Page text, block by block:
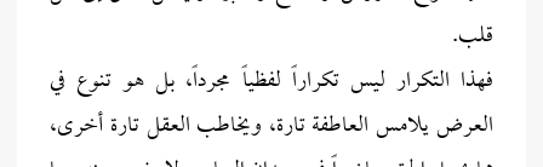
قلب.
فهذا التكرار ليس تكراراً لفظياً مجرداً، بل هو تنوع في
العرض يلامس العاطفة تارة، ويخاطب العقل تارة أخرى،